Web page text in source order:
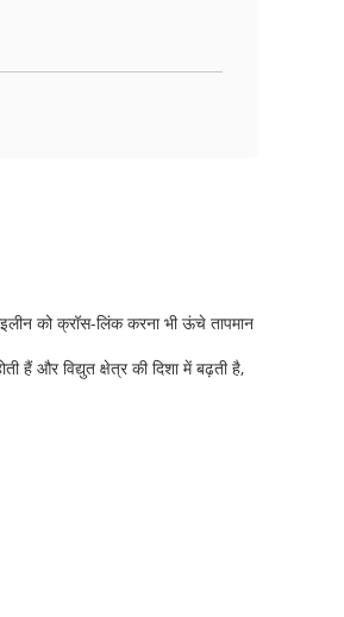
को क्रॉस-लिंक करना भी ऊंचे तापमान
और विद्युत क्षेत्र की दिशा में बढ़ती है,